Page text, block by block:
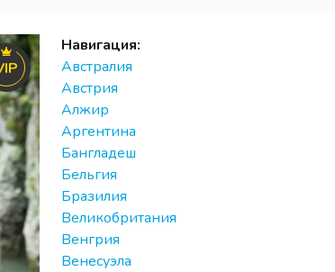
Навигация:
Австралия
Австрия
Алжир
Аргентина
Бангладеш
Бельгия
Бразилия
Великобритания
Венгрия
Венесуэла